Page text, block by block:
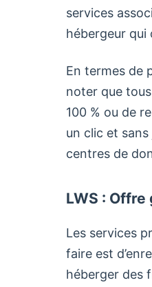
services
hébergeur
En termes de
noter que
100 % ou de
un clic et
centres de
LWS :
Les services
faire est
héberger des